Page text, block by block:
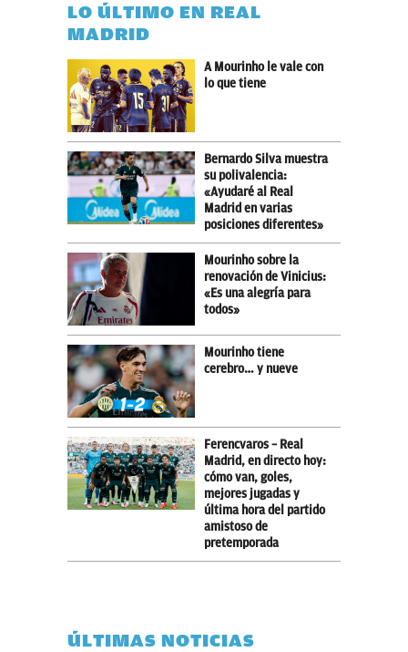
LO ÚLTIMO EN REAL
MADRID
A Mourinho le vale con
lo que tiene
Bernardo Silva muestra
su polivalencia:
«Ayudaré al Real
Madrid en varias
posiciones diferentes»
Mourinho sobre la
renovación de Vinicius:
«Es una alegría para
todos»
Mourinho tiene
cerebro… y nueve
Ferencvaros – Real
Madrid, en directo hoy:
cómo van, goles,
mejores jugadas y
última hora del partido
amistoso de
pretemporada
ÚLTIMAS NOTICIAS